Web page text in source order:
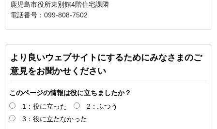
鹿児島市役所東別館4階住宅課隣
電話番号：099-808-7502
より良いウェブサイトにするためにみなさまのご
意見をお聞かせください
このページの情報は役に立ちましたか？
1：役に立った
2：ふつう
3：役に立たなかった